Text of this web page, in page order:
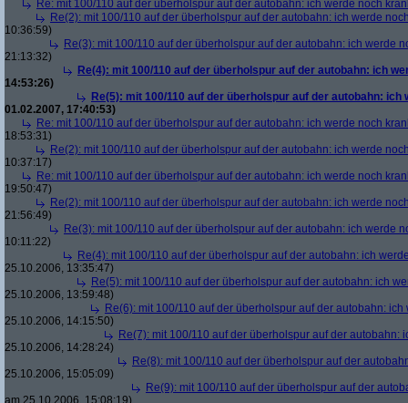
Re: mit 100/110 auf der überholspur auf der autobahn: ich werde noch
Re(2): mit 100/110 auf der überholspur auf der autobahn: ich werde
10:36:59)
Re(3): mit 100/110 auf der überholspur auf der autobahn: ich werde
21:13:32)
Re(4): mit 100/110 auf der überholspur auf der autobahn: ich
14:53:26)
Re(5): mit 100/110 auf der überholspur auf der autobahn: ich
01.02.2007, 17:40:53)
Re: mit 100/110 auf der überholspur auf der autobahn: ich werde noch
18:53:31)
Re(2): mit 100/110 auf der überholspur auf der autobahn: ich werde
10:37:17)
Re: mit 100/110 auf der überholspur auf der autobahn: ich werde noch
19:50:47)
Re(2): mit 100/110 auf der überholspur auf der autobahn: ich werde
21:56:49)
Re(3): mit 100/110 auf der überholspur auf der autobahn: ich werde
10:11:22)
Re(4): mit 100/110 auf der überholspur auf der autobahn: ich
25.10.2006, 13:35:47)
Re(5): mit 100/110 auf der überholspur auf der autobahn: ich
25.10.2006, 13:59:48)
Re(6): mit 100/110 auf der überholspur auf der autobahn:
25.10.2006, 14:15:50)
Re(7): mit 100/110 auf der überholspur auf der autobahn:
25.10.2006, 14:28:24)
Re(8): mit 100/110 auf der überholspur auf der
25.10.2006, 15:05:09)
Re(9): mit 100/110 auf der überholspur auf der
am 25.10.2006, 15:08:19)